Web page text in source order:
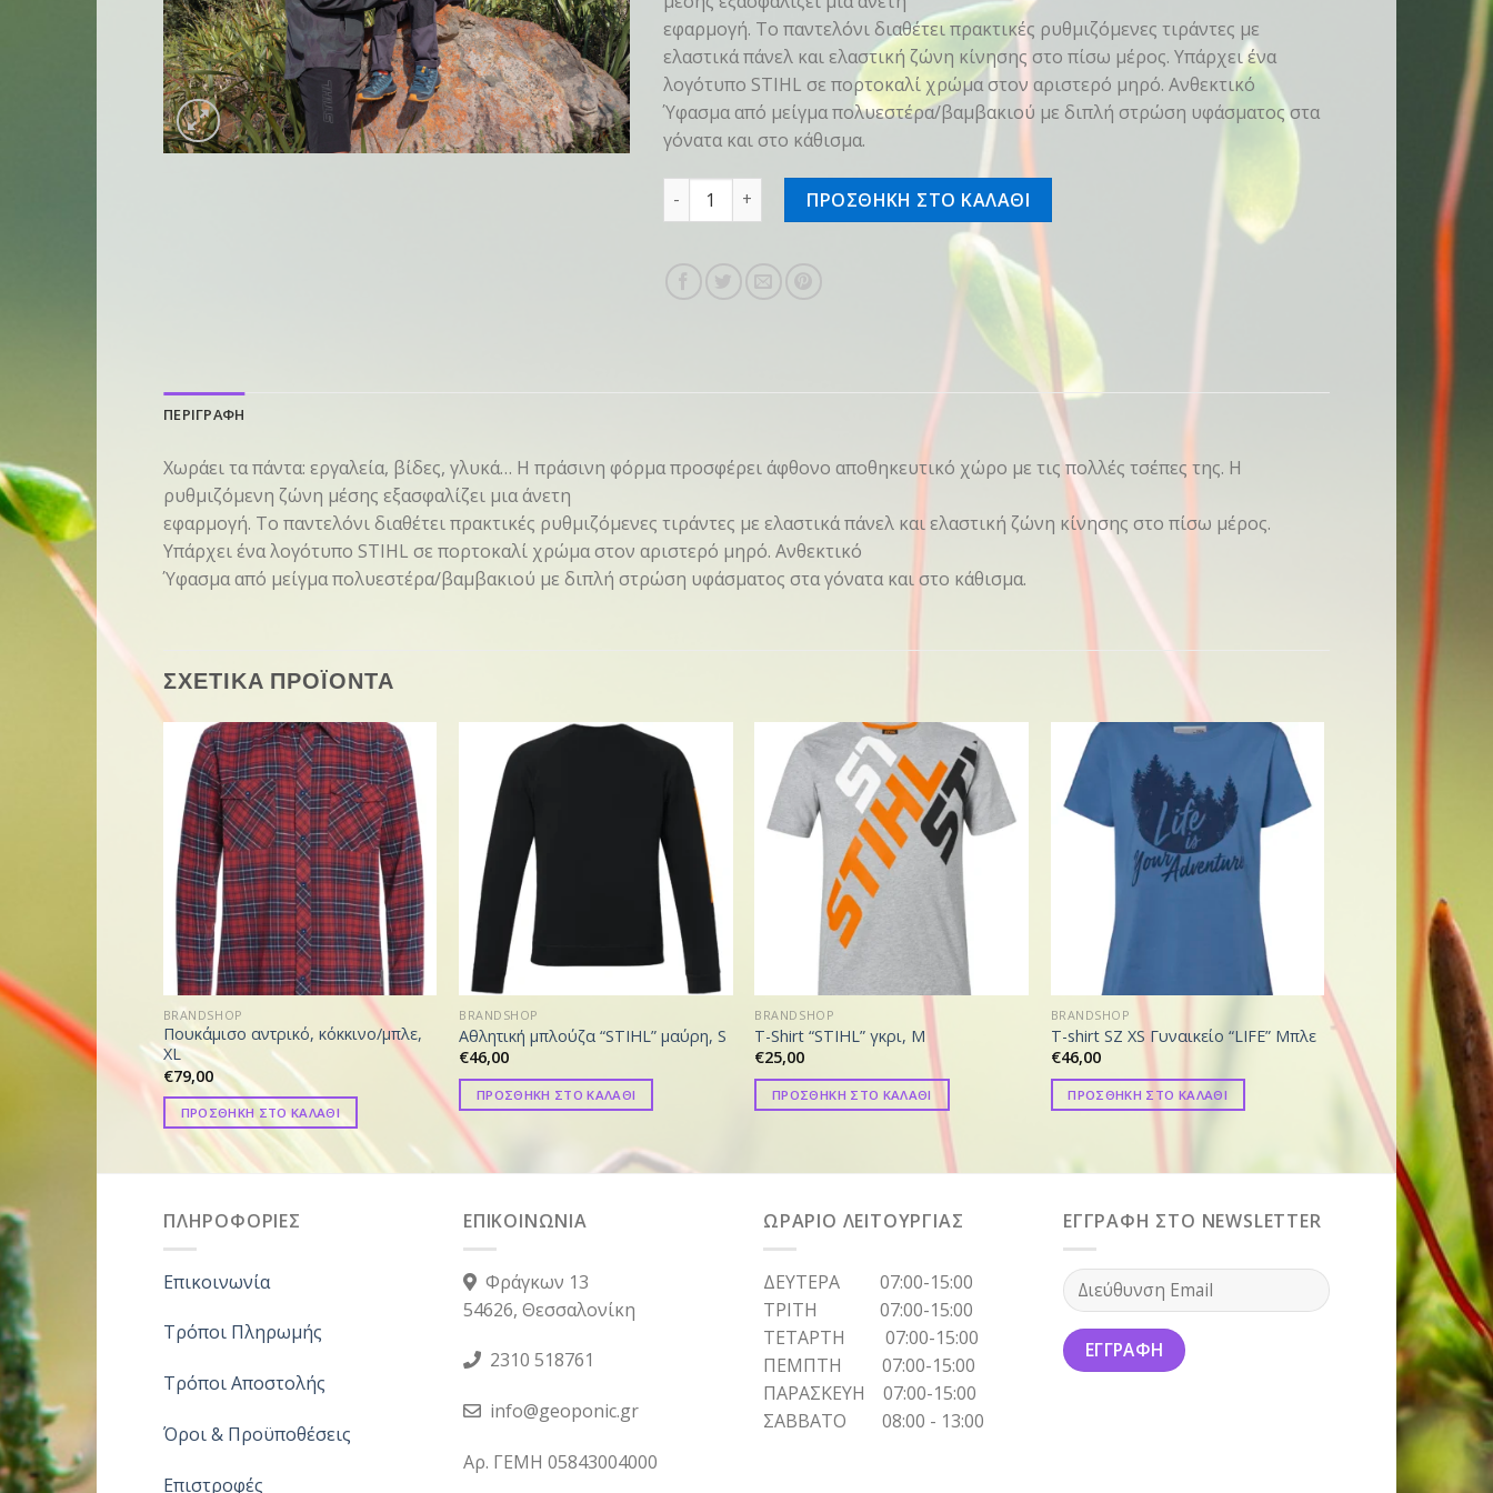
εφαρμογή. Το παντελόνι διαθέτει πρακτικές ρυθμιζόμενες τιράντες με
ελαστικά πάνελ και ελαστική ζώνη κίνησης στο πίσω μέρος. Υπάρχει ένα
λογότυπο STIHL σε πορτοκαλί χρώμα στον αριστερό μηρό. Ανθεκτικό
Ύφασμα από μείγμα πολυεστέρα/βαμβακιού με διπλή στρώση υφάσματος στα
γόνατα και στο κάθισμα.
Bib overalls SZ 110-116 KIDS Green ποσότητα
ΠΡΟΣΘΗΚΗ ΣΤΟ ΚΑΛΑΘΙ
ΠΕΡΙΓΡΑΦΗ
Χωράει τα πάντα: εργαλεία, βίδες, γλυκά… Η πράσινη φόρμα προσφέρει άφθονο αποθηκευτικό χώρο με τις πολλές τσέπες της. Η
ρυθμιζόμενη ζώνη μέσης εξασφαλίζει μια άνετη
εφαρμογή. Το παντελόνι διαθέτει πρακτικές ρυθμιζόμενες τιράντες με ελαστικά πάνελ και ελαστική ζώνη κίνησης στο πίσω μέρος.
Υπάρχει ένα λογότυπο STIHL σε πορτοκαλί χρώμα στον αριστερό μηρό. Ανθεκτικό
Ύφασμα από μείγμα πολυεστέρα/βαμβακιού με διπλή στρώση υφάσματος στα γόνατα και στο κάθισμα.
ΣΧΕΤΙΚΑ ΠΡΟΪΟΝΤΑ
BRANDSHOP
Πουκάμισο αντρικό, κόκκινο/μπλε,
XL
€79,00
ΠΡΟΣΘΗΚΗ ΣΤΟ ΚΑΛΑΘΙ
BRANDSHOP
Αθλητική μπλούζα “STIHL” μαύρη, S
€46,00
ΠΡΟΣΘΗΚΗ ΣΤΟ ΚΑΛΑΘΙ
BRANDSHOP
T-Shirt “STIHL” γκρι, M
€25,00
ΠΡΟΣΘΗΚΗ ΣΤΟ ΚΑΛΑΘΙ
BRANDSHOP
T-shirt SZ XS Γυναικείο “LIFE” Μπλε
€46,00
ΠΡΟΣΘΗΚΗ ΣΤΟ ΚΑΛΑΘΙ
Πουκάμισο SZ XL
γυναικείο
€95,00
ΠΡΟΣΘΗΚΗ ΣΤΟ
ΠΛΗΡΟΦΟΡΙΕΣ
Επικοινωνία
Τρόποι Πληρωμής
Τρόποι Αποστολής
Όροι & Προϋποθέσεις
Επιστροφές
ΕΠΙΚΟΙΝΩΝΙΑ
Φράγκων 13
54626, Θεσσαλονίκη
2310 518761
info@geoponic.gr
Αρ. ΓΕΜΗ 05843004000
ΩΡΑΡΙΟ ΛΕΙΤΟΥΡΓΙΑΣ
ΔΕΥΤΕΡΑ 07:00-15:00
ΤΡΙΤΗ 07:00-15:00
ΤΕΤΑΡΤΗ 07:00-15:00
ΠΕΜΠΤΗ 07:00-15:00
ΠΑΡΑΣΚΕΥΗ 07:00-15:00
ΣΑΒΒΑΤΟ 08:00 - 13:00
ΕΓΓΡΑΦΗ ΣΤΟ NEWSLETTER